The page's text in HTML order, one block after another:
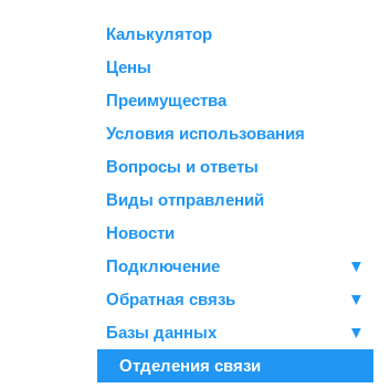
Калькулятор
Цены
Преимущества
Условия использования
Вопросы и ответы
Виды отправлений
Новости
Подключение
▼
Обратная связь
▼
Базы данных
▼
Отделения связи